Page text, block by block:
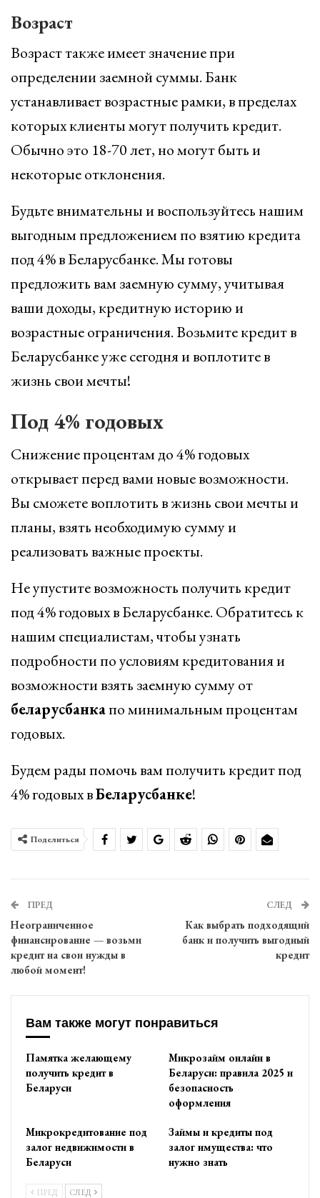
Возраст
Возраст также имеет значение при
определении заемной суммы. Банк
устанавливает возрастные рамки, в пределах
которых клиенты могут получить кредит.
Обычно это 18-70 лет, но могут быть и
некоторые отклонения.
Будьте внимательны и воспользуйтесь нашим
выгодным предложением по взятию кредита
под 4% в Беларусбанке. Мы готовы
предложить вам заемную сумму, учитывая
ваши доходы, кредитную историю и
возрастные ограничения. Возьмите кредит в
Беларусбанке уже сегодня и воплотите в
жизнь свои мечты!
Под 4% годовых
Снижение процентам до 4% годовых
открывает перед вами новые возможности.
Вы сможете воплотить в жизнь свои мечты и
планы, взять необходимую сумму и
реализовать важные проекты.
Не упустите возможность получить кредит
под 4% годовых в Беларусбанке. Обратитесь к
нашим специалистам, чтобы узнать
подробности по условиям кредитования и
возможности взять заемную сумму от
беларусбанкапо минимальным процентам
годовых.
Будем рады помочь вам получить кредит под
4% годовых вБеларусбанке!
Поделиться
ПРЕД
Неограниченное
финансирование — возьми
кредит на свои нужды в
любой момент!
СЛЕД
Как выбрать подходящий
банк и получить выгодный
кредит
Вам также могут понравиться
Памятка желающему
получить кредит в
Беларуси
Микрозайм онлайн в
Беларуси: правила 2025 и
безопасность
оформления
Микрокредитование под
залог недвижимости в
Беларуси
Займы и кредиты под
залог имущества: что
нужно знать
ПРЕД СЛЕД